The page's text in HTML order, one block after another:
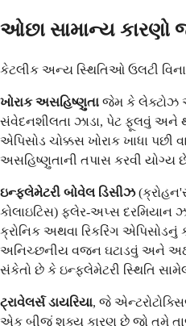
ઓછા સામાન્ય કારણો
કેટલીક અન્ય સ્થિતિઓ ઉલટી
ખોરાક અસહિષ્ણુતા જેમ કે લેક્ટોઝ
સંવેદનશીલતા ઝાડા, પેટ ફૂલવું અને
એપિસોડ ચોક્કસ ખોરાક ખાધા પછી
અસહિષ્ણુતાની તપાસ કરવી યોગ્ય
ઇન્ફ્લેમેટરી બોવેલ ડિસીઝ
કોલાઇટિસ) ફ્લેર-અપ્સ દરમિયાન
ક્રોનિક અથવા રિકરિંગ એપિસોડનું
અનિચ્છનીય વજન ઘટાડવું અને
સંકેતો છે કે ઇન્ફ્લેમેટરી સ્થિતિ
ટ્રાવેલર્સ ડાયરિયા, જે
એક બીજું શક્ય કારણ છે જો તમે